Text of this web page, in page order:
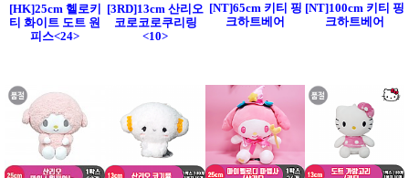
[HK]25cm 헬로키
티 화이트 도트 원
피스<24>
[3RD]13cm 산리오
코로코로쿠리링
<10>
[NT]65cm 키티 핑
크하트베어
[NT]100cm 키티 핑
크하트베어